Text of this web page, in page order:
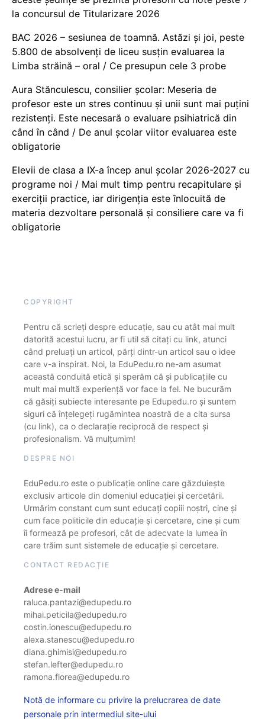
la concursul de Titularizare 2026
BAC 2026 – sesiunea de toamnă. Astăzi și joi, peste
5.800 de absolvenți de liceu susțin evaluarea la
Limba străină – oral / Ce presupun cele 3 probe
Aura Stănculescu, consilier școlar: Meseria de
profesor este un stres continuu și unii sunt mai puțini
rezistenți. Este necesară o evaluare psihiatrică din
când în când / De anul școlar viitor evaluarea este
obligatorie
Elevii de clasa a IX-a încep anul școlar 2026-2027 cu
programe noi / Mai mult timp pentru recapitulare și
exerciții practice, iar dirigenția este înlocuită de
materia dezvoltare personală și consiliere care va fi
obligatorie
COPYRIGHT
Pentru că scrieți despre educație, sau cu atât mai mult
datorită acestui lucru, ar fi util să citați cu link, atunci
când preluați un articol, părți dintr-un articol sau o idee
care v-a inspirat. Noi, la EduPedu.ro ne-am asumat
această conduită etică și sperăm că și publicațiile cu
mult mai multă experiență vor face la fel. Ne bucurăm
că găsiți subiecte interesante pe Edupedu.ro și suntem
siguri că înțelegeți rugămintea noastră de a cita sursa
(cu link), ca o declarație reciprocă de respect și
profesionalism. Vă mulțumim!
DESPRE NOI
EduPedu.ro este o publicație online care găzduiește
exclusiv articole din domeniul educației și cercetării.
Urmărim constant cum sunt educați copiii noștri, cine și
cum face politicile din educație și cercetare, cine și cum
îi formează pe profesori, cât de adecvate la lumea în
care trăim sunt sistemele de educație și cercetare.
CONTACT REDACȚIE
Adrese e-mail
raluca.pantazi@edupedu.ro
mihai.peticila@edupedu.ro
costin.ionescu@edupedu.ro
alexa.stanescu@edupedu.ro
diana.ghimisi@edupedu.ro
stefan.lefter@edupedu.ro
ramona.florea@edupedu.ro
Notă de informare cu privire la prelucrarea de date
personale prin intermediul site-ului